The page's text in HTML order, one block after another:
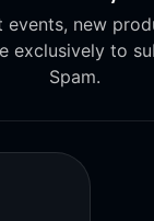
new
exclusively to
Spam.